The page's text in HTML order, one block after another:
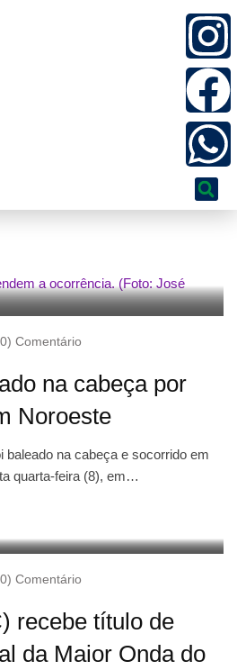
Comentário
na cabeça por
Noroeste
baleado na cabeça e socorrido em
quarta-feira (8), em…
Comentário
recebe título de
da Maior Onda do